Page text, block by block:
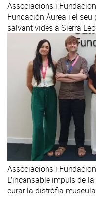
Associacions i
Fundación Áurea i el
salvant vides a Sierra
Associacions i
L’incansable impuls de
curar la distròfia